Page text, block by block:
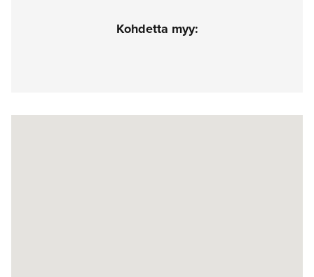
Kohdetta myy: